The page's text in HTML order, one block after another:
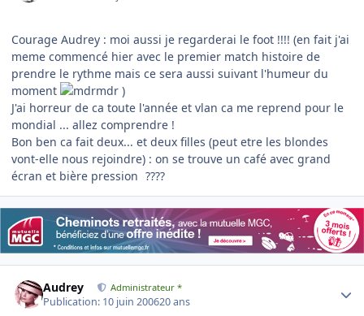
Courage Audrey : moi aussi je regarderai le foot !!!! (en fait j'ai
meme commencé hier avec le premier match histoire de
prendre le rythme mais ce sera aussi suivant l'humeur du
moment
)
J'ai horreur de ca toute l'année et vlan ca me reprend pour le
mondial ... allez comprendre !
Bon ben ca fait deux... et deux filles (peut etre les blondes
vont-elle nous rejoindre) : on se trouve un café avec grand
écran et bière pression ????
Audrey Administrateur *
Publication: 10 juin 200620 ans